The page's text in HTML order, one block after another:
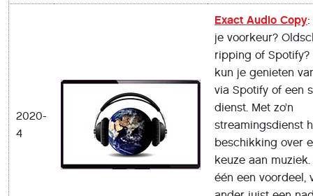
2020-
4
Exact Audio Copy
je voorkeur?
ripping of Spotify?
kun je genieten
via Spotify of een
dienst. Met zo’n
streamingsdienst
beschikking over
keuze aan
één een voordeel,